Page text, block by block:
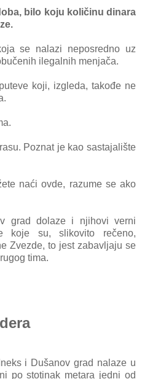
bilo koju količinu dinara
se nalazi neposredno uz
ilegalnih menjača.
koji, izgleda, takođe ne
Poznat je kao sastajalište
naći ovde, razume se ako
grad dolaze i njihovi verni
koje su, slikovito rečeno,
Zvezde, to jest zabavljaju se
tima.
i Dušanov grad nalaze u
po stotinak metara jedni od